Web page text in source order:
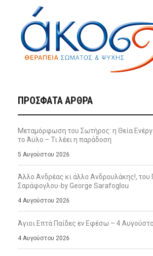
ΠΡΌΣΦΑΤΑ ΆΡΘΡΑ
Μεταμόρφωση του Σωτήρος: η Θεία
το Άϋλο – Τι λέει η παράδοση
5 Αυγούστου 2026
Άλλο Ανδρέας κι άλλο Ανδρουλάκης!, του
Σαράφογλου-by George Sarafoglou
4 Αυγούστου 2026
Άγιοι Επτά Παίδες εν Εφέσω – 4
4 Αυγούστου 2026